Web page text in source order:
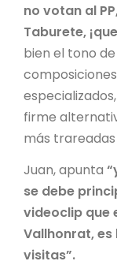
no votan al
Taburete,
bien el tono
firme
más trareadas
Juan, apunta
se debe
videoclip que
Vallhonrat,
visitas”.